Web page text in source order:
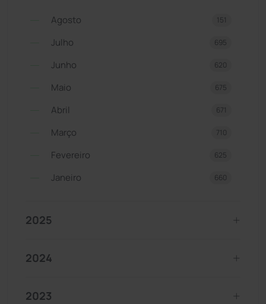
Agosto 151
Julho 695
Junho 620
Maio 675
Abril 671
Março 710
Fevereiro 625
Janeiro 660
2025
2024
2023